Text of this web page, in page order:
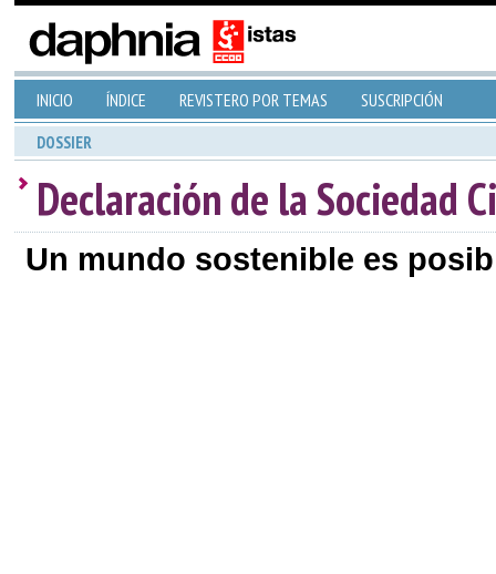
INICIO ÍNDICE REVISTERO POR TEMAS SUSCRIPCIÓN
DOSSIER
Declaración de la Sociedad
Un mundo sostenible es